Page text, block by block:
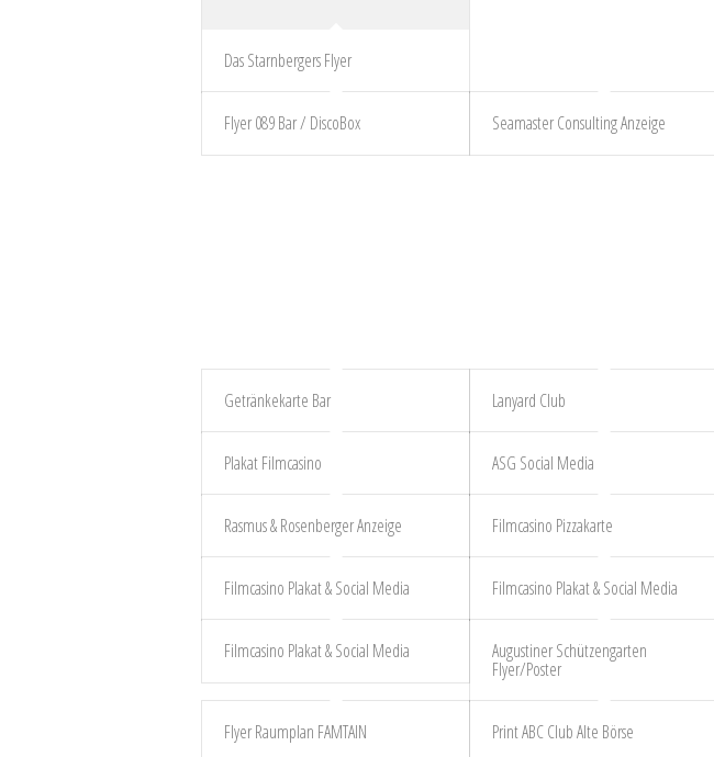
Das Starnbergers Flyer
Flyer 089 Bar / DiscoBox Seamaster Consulting Anzeige
Getränkekarte Bar Lanyard Club
Plakat Filmcasino ASG Social Media
Rasmus & Rosenberger Anzeige Filmcasino Pizzakarte
Filmcasino Plakat & Social Media Filmcasino Plakat & Social Media
Filmcasino Plakat & Social Media Augustiner Schützengarten
Flyer/Poster
Flyer Raumplan FAMTAIN Print ABC Club Alte Börse